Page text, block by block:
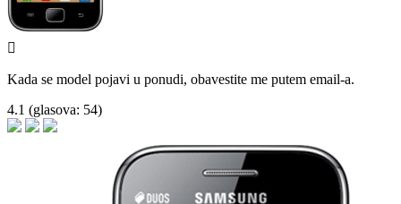

Kada se model pojavi u ponudi, obavestite me putem email-a.
4.1 (glasova: 54)